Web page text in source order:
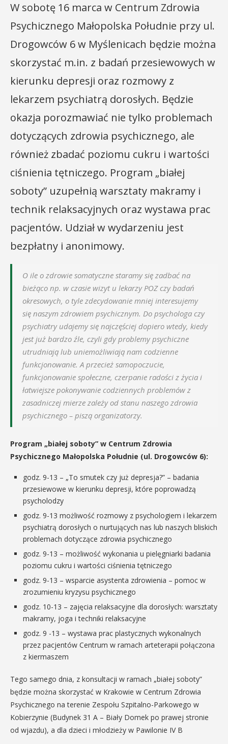
W sobotę 16 marca w Centrum Zdrowia
Psychicznego Małopolska Południe przy ul.
Drogowców 6 w Myślenicach będzie można
skorzystać m.in. z badań przesiewowych w
kierunku depresji oraz rozmowy z
lekarzem psychiatrą dorosłych. Będzie
okazja porozmawiać nie tylko problemach
dotyczących zdrowia psychicznego, ale
również zbadać poziomu cukru i wartości
ciśnienia tętniczego. Program „białej
soboty” uzupełnią warsztaty makramy i
technik relaksacyjnych oraz wystawa prac
pacjentów. Udział w wydarzeniu jest
bezpłatny i anonimowy.
O ile o zdrowie somatyczne staramy się zadbać na
bieżąco np. w czasie wizyt u lekarzy POZ czy badań
okresowych, o tyle zdecydowanie mniej interesujemy
się naszym zdrowiem psychicznym. Do psychologa czy
psychiatry udajemy się najczęściej dopiero wtedy, kiedy
jest już bardzo źle, czyli gdy problemy psychiczne
utrudniają lub uniemożliwiają nam codzienne
funkcjonowanie. A przecież samopoczucie,
funkcjonowanie społeczne, czerpanie radości z życia i
łatwiejsze pokonywanie codziennych problemów z
zasadniczej mierze zależy od stanu naszego zdrowia
psychicznego – piszą organizatorzy.
Program „białej soboty” w Centrum Zdrowia
Psychicznego Małopolska Południe (ul. Drogowców 6):
godz. 9-13 – „To smutek czy już depresja?” – badania
przesiewowe w kierunku depresji, które poprowadzą
psycholodzy
godz. 9-13 możliwość rozmowy z psychologiem i lekarzem
psychiatrą dorosłych o nurtujących nas lub naszych bliskich
problemach dotyczące zdrowia psychicznego
godz. 9-13 – możliwość wykonania u pielęgniarki badania
poziomu cukru i wartości ciśnienia tętniczego
godz. 9-13 – wsparcie asystenta zdrowienia – pomoc w
zrozumieniu kryzysu psychicznego
godz. 10-13 – zajęcia relaksacyjne dla dorosłych: warsztaty
makramy, joga i techniki relaksacyjne
godz. 9 -13 – wystawa prac plastycznych wykonalnych
przez pacjentów Centrum w ramach arteterapii połączona
z kiermaszem
Tego samego dnia, z konsultacji w ramach „białej soboty”
będzie można skorzystać w Krakowie w Centrum Zdrowia
Psychicznego na terenie Zespołu Szpitalno-Parkowego w
Kobierzynie (Budynek 31 A – Biały Domek po prawej stronie
od wjazdu), a dla dzieci i młodzieży w Pawilonie IV B